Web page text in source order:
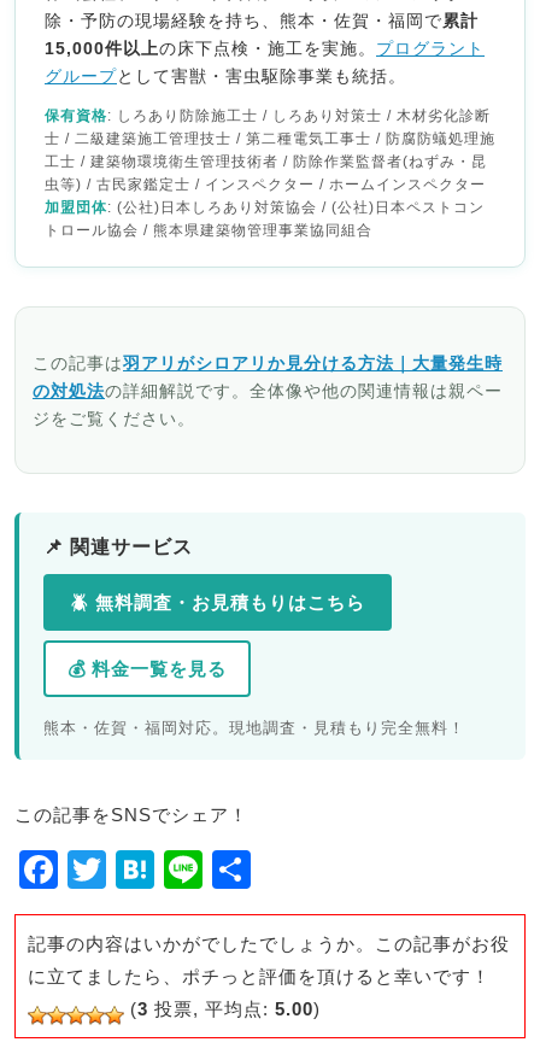
除・予防の現場経験を持ち、熊本・佐賀・福岡で累計
15,000件以上の床下点検・施工を実施。 プログラント
グループとして害獣・害虫駆除事業も統括。
保有資格: しろあり防除施工士 / しろあり対策士 / 木材劣化診断
士 / 二級建築施工管理技士 / 第二種電気工事士 / 防腐防蟻処理施
工士 / 建築物環境衛生管理技術者 / 防除作業監督者(ねずみ・昆
虫等) / 古民家鑑定士 / インスペクター / ホームインスペクター
加盟団体: (公社)日本しろあり対策協会 / (公社)日本ペストコン
トロール協会 / 熊本県建築物管理事業協同組合
この記事は羽アリがシロアリか見分ける方法｜大量発生時
の対処法の詳細解説です。全体像や他の関連情報は親ペー
ジをご覧ください。
📌 関連サービス
🪲 無料調査・お見積もりはこちら
💰 料金一覧を見る
熊本・佐賀・福岡対応。現地調査・見積もり完全無料！
この記事をSNSでシェア！
F
a
c
e
b
T
wi
tt
er
H
at
e
n
a
Li
n
e
有
記事の内容はいかがでしたでしょうか。この記事がお役
に立てましたら、ポチっと評価を頂けると幸いです！
(3 投票, 平均点: 5.00)